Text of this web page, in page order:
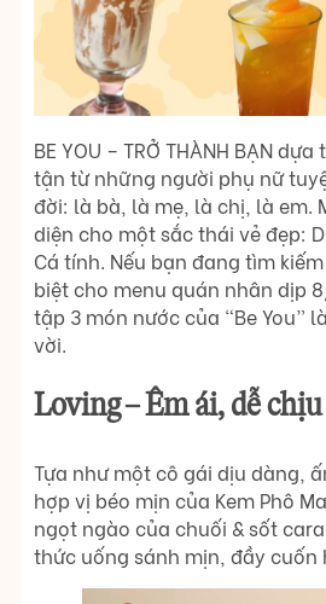
BE YOU – TRỞ THÀNH BẠN
tận từ những người phụ nữ
đời: là bà, là mẹ, là chị, là em.
diện cho một sắc thái vẻ đẹp:
Cá tính. Nếu bạn đang tìm
biệt cho menu quán nhân dịp
tập 3 món nước của “Be You”
vời.
Loving – Êm ái, dễ chịu
Tựa như một cô gái dịu dàng,
hợp vị béo mịn của Kem Phô
ngọt ngào của chuối & sốt
thức uống sánh mịn, đầy cuốn